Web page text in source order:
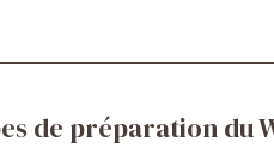
de préparation du